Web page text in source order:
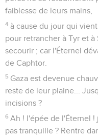
faiblesse de leurs mains,
4 à cause du jour qui
pour retrancher à Tyr et
secourir ; car l'Éternel
de Caphtor.
5 Gaza est devenue
reste de leur plaine...
incisions ?
6 Ah ! l'épée de l'Éternel !
pas tranquille ? Rentre